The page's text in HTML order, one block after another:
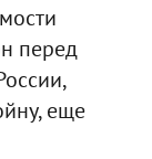
перед
еще